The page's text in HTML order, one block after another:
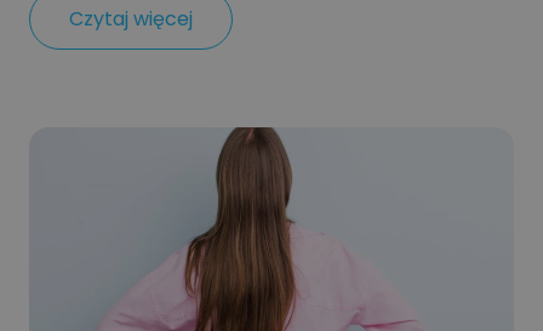
Czytaj więcej